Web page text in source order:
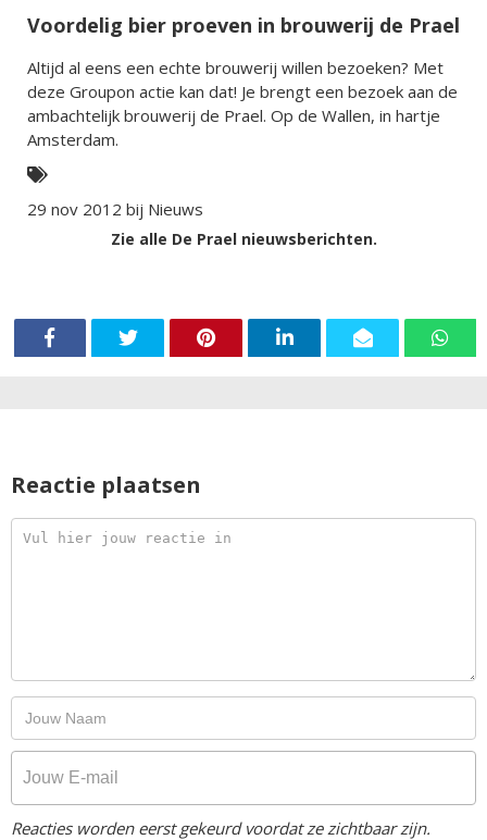
Voordelig bier proeven in brouwerij de Prael
Altijd al eens een echte brouwerij willen bezoeken? Met
deze Groupon actie kan dat! Je brengt een bezoek aan de
ambachtelijk brouwerij de Prael. Op de Wallen, in hartje
Amsterdam.
29 nov 2012 bij Nieuws
Zie alle De Prael nieuwsberichten.
Reactie plaatsen
Reacties worden eerst gekeurd voordat ze zichtbaar zijn.